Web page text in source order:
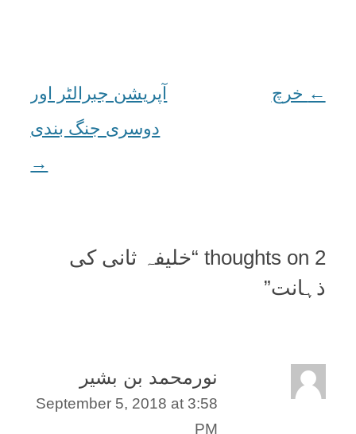
Post
← خرچ
آپریشن جبرالٹر اور
دوسری جنگ بندی
→
2 thoughts on “
خلیفہ ثانی کی
ذہانت”
نورمحمد بن بشیر
September 5, 2018 at 3:58
PM